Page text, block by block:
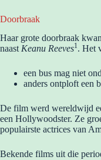
Doorbraak
Haar grote doorbraak
naastKeanu Reeves1. Het
een bus mag niet
anders ontploft een
De film werd wereldwijd
een Hollywoodster. Ze
populairste actrices van
Bekende films uit die